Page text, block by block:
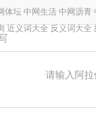
体坛 中网生活 中网沥青
近义词大全 反义词大全
请输入阿